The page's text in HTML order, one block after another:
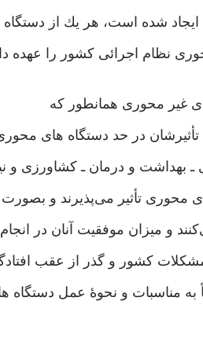
ايجاد شده است، هر يك از
نظام اجرائی كشور را عهده
غير محوری‌ همانطور كه
در حد دستگاه های‌
ـ بهداشت و درمان ـ كشاورزی‌ و
محوری‌ تأثير می‌پذيرند و بصورت
و ميزان موفقيت آنان در
كشور و گذر از عقب
مناسبات و نحوۀ عمل دستگاه